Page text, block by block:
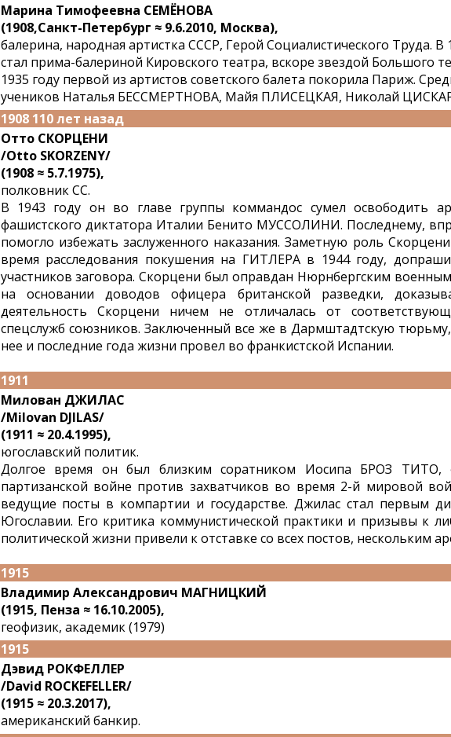
Марина Тимофеевна СЕМЁНОВА
(1908,Санкт-Петербург ≈ 9.6.2010, Москва),
балерина, народная артистка СССР, Герой Социалистического Труда. В
стал прима-балериной Кировского театра, вскоре звездой Большого
1935 году первой из артистов советского балета покорила Париж.
учеников Наталья БЕССМЕРТНОВА, Майя ПЛИСЕЦКАЯ, Николай
1908 110 лет назад
Отто СКОРЦЕНИ
/Otto SKORZENY/
(1908 ≈ 5.7.1975),
полковник СС.
В 1943 году он во главе группы коммандос сумел освободить
фашистского диктатора Италии Бенито МУССОЛИНИ. Последнему,
помогло избежать заслуженного наказания. Заметную роль
время расследования покушения на ГИТЛЕРА в 1944 году,
участников заговора. Скорцени был оправдан Нюрнбергским
на основании доводов офицера британской разведки,
деятельность Скорцени ничем не отличалась от
спецслужб союзников. Заключенный все же в Дармштадтскую
нее и последние года жизни провел во франкистской Испании.
1911
Милован ДЖИЛАС
/Milovan DJILAS/
(1911 ≈ 20.4.1995),
югославский политик.
Долгое время он был близким соратником Иосипа БРОЗ ТИТО,
партизанской войне против захватчиков во время 2-й мировой
ведущие посты в компартии и государстве. Джилас стал первым
Югославии. Его критика коммунистической практики и призывы к
политической жизни привели к отставке со всех постов, нескольким
1915
Владимир Александрович МАГНИЦКИЙ
(1915, Пенза ≈ 16.10.2005),
геофизик, академик (1979)
1915
Дэвид РОКФЕЛЛЕР
/David ROCKEFELLER/
(1915 ≈ 20.3.2017),
американский банкир.